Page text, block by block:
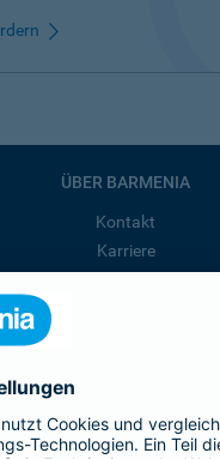
ÜBER BARMENIA
Kontakt
Karriere
ist Teil der
BELIEBTE SEITEN